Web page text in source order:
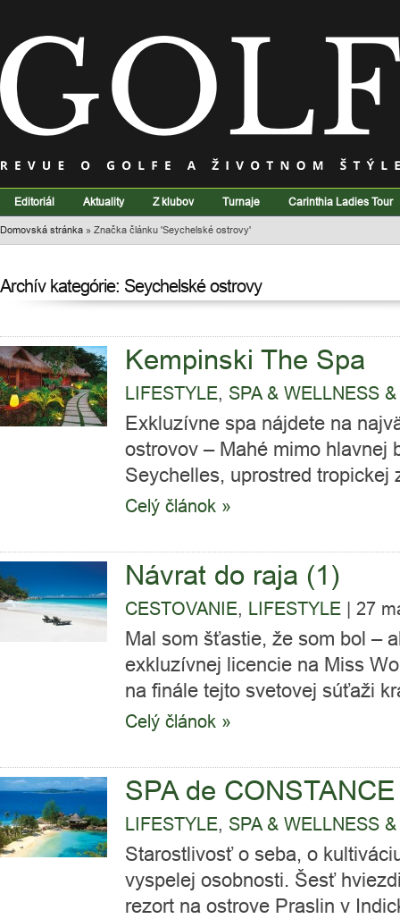
Editoriál Aktuality Z klubov Turnaje Carinthia Ladies Tour
Domovská stránka » Značka článku 'Seychelské ostrovy'
Archív kategórie: Seychelské ostrovy
Kempinski The Spa
LIFESTYLE, SPA & WELLNESS
Exkluzívne spa nájdete na
ostrovov – Mahé mimo hlavnej
Seychelles, uprostred tropickej
Celý článok »
Návrat do raja (1)
CESTOVANIE, LIFESTYLE | 27
Mal som šťastie, že som bol –
exkluzívnej licencie na Miss
na finále tejto svetovej súťaži
Celý článok »
SPA de CONSTANCE
LIFESTYLE, SPA & WELLNESS
Starostlivosť o seba, o
vyspelej osobnosti. Šesť
rezort na ostrove Praslin v